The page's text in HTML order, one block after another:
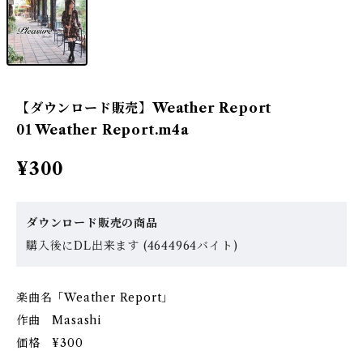
【ダウンロード販売】Weather Report
01 Weather Report.m4a
¥300
ダウンロード販売の商品
購入後にDL出来ます (4644964バイト)
楽曲名「Weather Report」
作曲 Masashi
価格 ¥300